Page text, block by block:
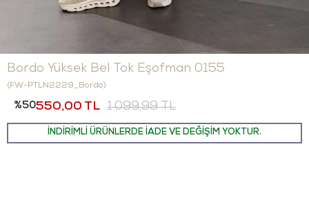
Bordo Yüksek Bel Tok Eşofman 0155
(FW-PTLN2229_Bordo)
50 1.099,99 TL
550,00 TL
İNDİRİMLİ ÜRÜNLERDE İADE VE DEĞİŞİM YOKTUR.